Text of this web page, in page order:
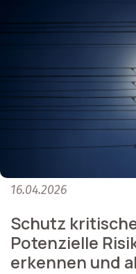
16.04.2026
Schutz
Potenzielle
erkennen und